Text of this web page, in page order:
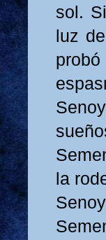
sol.
luz
la